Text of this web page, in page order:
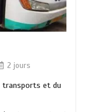
2 jours
transports et du